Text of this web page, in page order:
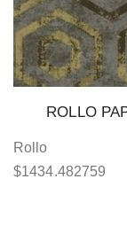
ROLLO
Rollo
$1434.482759